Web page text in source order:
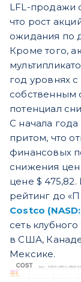
LFL-продажи
что рост
ожидания по
Кроме того,
год уровнях
потенциал
С начала
притом, что
финансовых
снижения цен
цене $
рейтинг до
Costco
сеть
в США,
Мексике.